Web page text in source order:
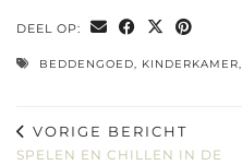
DEEL OP:
BEDDENGOED, KINDERKAMER,
VORIGE BERICHT
SPELEN EN CHILLEN IN DE